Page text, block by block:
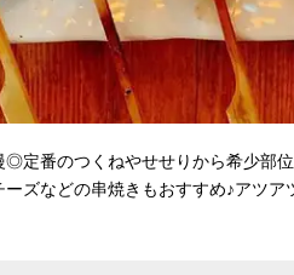
定番のつくねやせせりから希少部
ズなどの串焼きもおすすめ♪アツ